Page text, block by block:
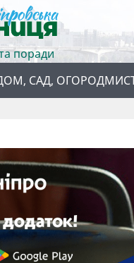
поради
САД, ОГОРОД